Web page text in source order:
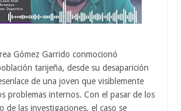
Gómez Garrido conmocionó
tarijeña, desde su desaparición
de una joven que visiblemente
problemas internos. Con el pasar de los
de las investigaciones, el caso se